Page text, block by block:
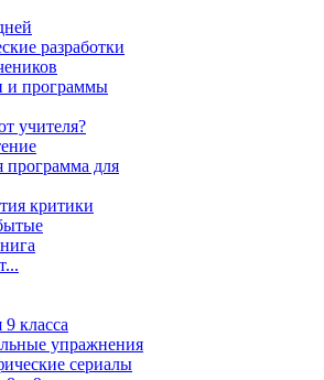
разработки
и программы
учителя?
программа для
критики
класса
упражнения
сериалы